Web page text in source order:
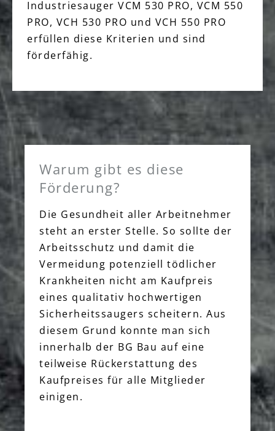
Industriesauger VCM 530 PRO, VCM 550
PRO, VCH 530 PRO und VCH 550 PRO
erfüllen diese Kriterien und sind
förderfähig.
Warum gibt es diese
Förderung?
Die Gesundheit aller Arbeitnehmer
steht an erster Stelle. So sollte der
Arbeitsschutz und damit die
Vermeidung potenziell tödlicher
Krankheiten nicht am Kaufpreis
eines qualitativ hochwertigen
Sicherheitssaugers scheitern. Aus
diesem Grund konnte man sich
innerhalb der BG Bau auf eine
teilweise Rückerstattung des
Kaufpreises für alle Mitglieder
einigen.